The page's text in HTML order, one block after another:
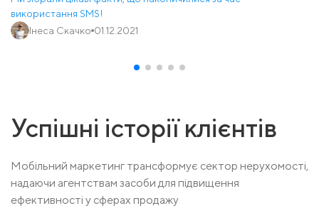
використання SMS!
Інеса Скачко 01.12.2021
Успішні історії клієнтів
Мобільний маркетинг трансформує сектор нерухомості,
надаючи агентствам засоби для підвищення
ефективності у сферах продажу